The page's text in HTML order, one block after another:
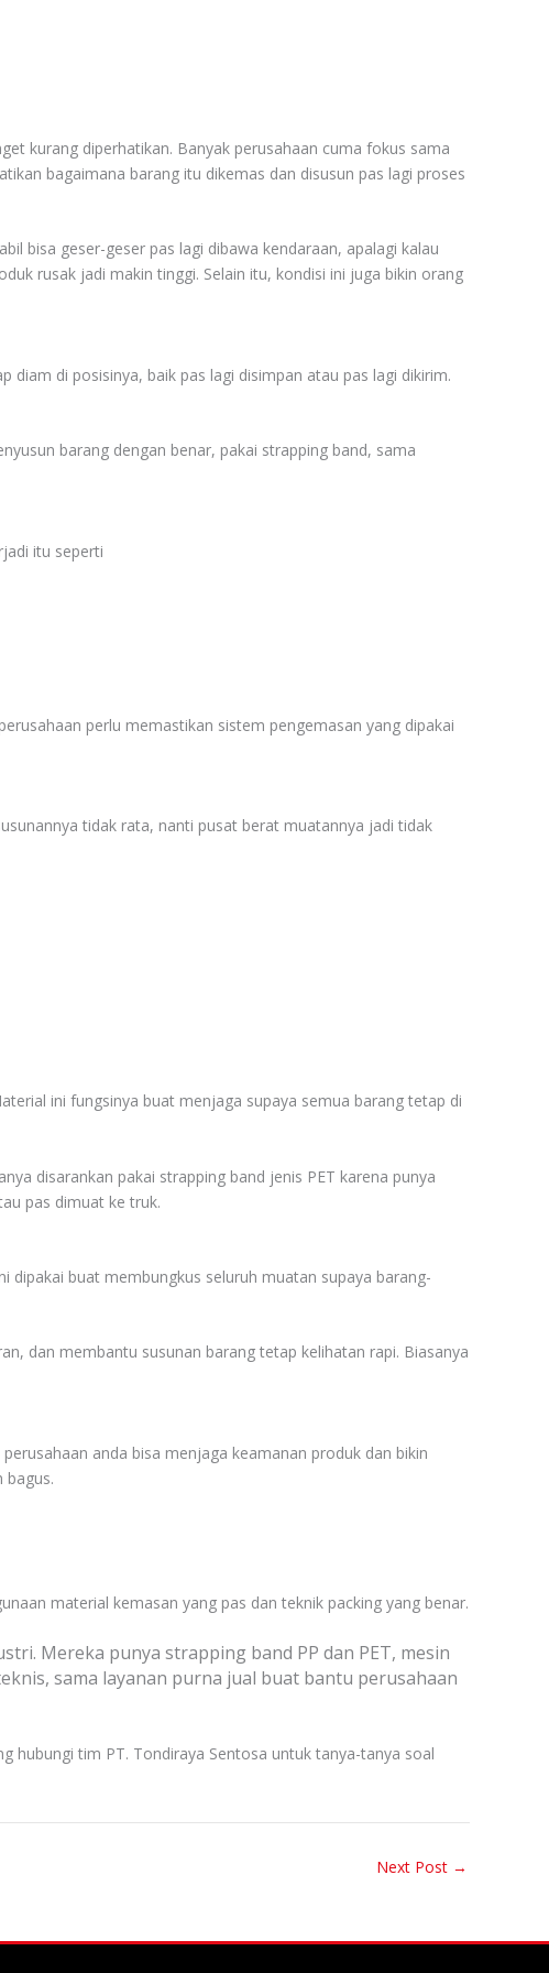
kurang diperhatikan. Banyak perusahaan cuma fokus sama
bagaimana barang itu dikemas dan disusun pas lagi proses
bisa geser-geser pas lagi dibawa kendaraan, apalagi kalau
rusak jadi makin tinggi. Selain itu, kondisi ini juga bikin orang
di posisinya, baik pas lagi disimpan atau pas lagi dikirim.
barang dengan benar, pakai strapping band, sama
itu seperti
perlu memastikan sistem pengemasan yang dipakai
tidak rata, nanti pusat berat muatannya jadi tidak
ini fungsinya buat menjaga supaya semua barang tetap di
disarankan pakai strapping band jenis PET karena punya
pas dimuat ke truk.
buat membungkus seluruh muatan supaya barang-
dan membantu susunan barang tetap kelihatan rapi. Biasanya
anda bisa menjaga keamanan produk dan bikin
bagus.
material kemasan yang pas dan teknik packing yang benar.
Mereka punya strapping band PP dan PET, mesin
sama layanan purna jual buat bantu perusahaan
hubungi tim PT. Tondiraya Sentosa untuk tanya-tanya soal
Next Post →